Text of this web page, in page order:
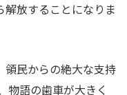
放することになりま
領民からの絶大な支持
物語の歯車が大きく